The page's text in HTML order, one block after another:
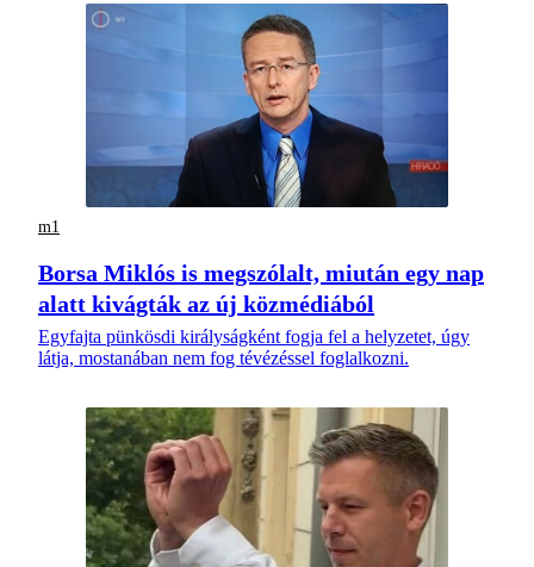
m1
Borsa Miklós is megszólalt, miután egy nap
alatt kivágták az új közmédiából
Egyfajta pünkösdi királyságként fogja fel a helyzetet, úgy
látja, mostanában nem fog tévézéssel foglalkozni.